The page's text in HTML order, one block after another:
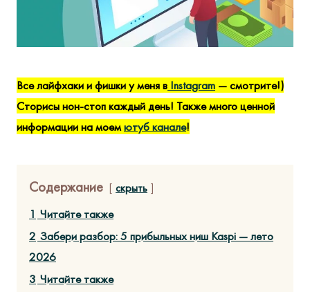
Все лайфхаки и фишки у меня в Instagram — смотрите!)
Сторисы нон-стоп каждый день! Также много ценной
информации на моемютуб канале!
Содержание скрыть
1 Читайте также
2 Забери разбор: 5 прибыльных ниш Kaspi — лето
2026
3 Читайте также